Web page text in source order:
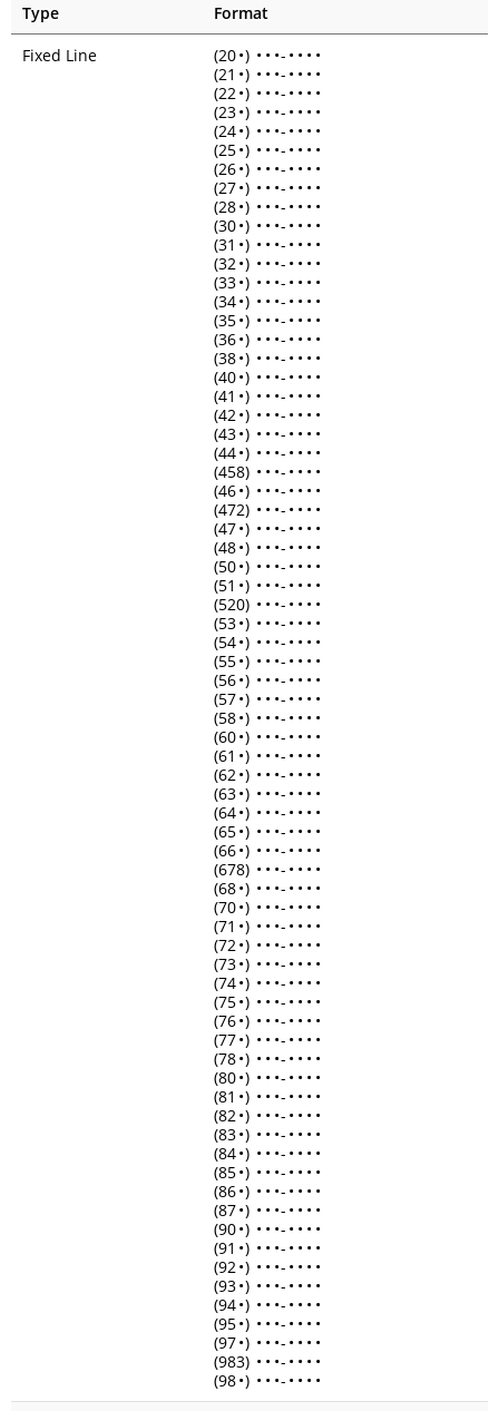
Type
Format
Fixed Line
(20•) • • •- • • • •
(21 •) • • •- • • • •
(22•) • • •- • • • •
(23•) • • •- • • • •
(24•) • • •- • • • •
(25•) • • •- • • • •
(26•) • • •- • • • •
(27•) • • •- • • • •
(28•) • • •- • • • •
(30•) • • •- • • • •
(31 •) • • •- • • • •
(32•) • • •- • • • •
(33•) • • •- • • • •
(34•) • • •- • • • •
(35•) • • •- • • • •
(36•) • • •- • • • •
(38•) • • •- • • • •
(40•) • • •- • • • •
(41 •) • • •- • • • •
(42•) • • •- • • • •
(43•) • • •- • • • •
(44•) • • •- • • • •
(458) • • •- • • • •
(46•) • • •- • • • •
(472) • • •- • • • •
(47•) • • •- • • • •
(48•) • • •- • • • •
(50•) • • •- • • • •
(51 •) • • •- • • • •
(520) • • •- • • • •
(53•) • • •- • • • •
(54•) • • •- • • • •
(55•) • • •- • • • •
(56•) • • •- • • • •
(57•) • • •- • • • •
(58•) • • •- • • • •
(60•) • • •- • • • •
(61 •) • • •- • • • •
(62•) • • •- • • • •
(63•) • • •- • • • •
(64•) • • •- • • • •
(65•) • • •- • • • •
(66•) • • •- • • • •
(678) • • •- • • • •
(68•) • • •- • • • •
(70•) • • •- • • • •
(71 •) • • •- • • • •
(72•) • • •- • • • •
(73•) • • •- • • • •
(74•) • • •- • • • •
(75•) • • •- • • • •
(76•) • • •- • • • •
(77•) • • •- • • • •
(78•) • • •- • • • •
(80•) • • •- • • • •
(81 •) • • •- • • • •
(82•) • • •- • • • •
(83•) • • •- • • • •
(84•) • • •- • • • •
(85•) • • •- • • • •
(86•) • • •- • • • •
(87•) • • •- • • • •
(90•) • • •- • • • •
(91 •) • • •- • • • •
(92•) • • •- • • • •
(93•) • • •- • • • •
(94•) • • •- • • • •
(95•) • • •- • • • •
(97•) • • •- • • • •
(983) • • •- • • • •
(98•) • • •- • • • •